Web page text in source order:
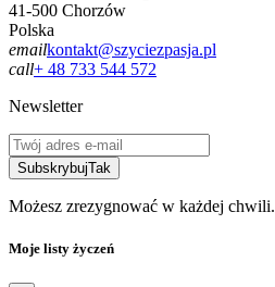
41-500 Chorzów
Polska
emailkontakt@szyciezpasja.pl
call+ 48 733 544 572
Newsletter
SubskrybujTak
Możesz zrezygnować w każdej chwili.
Moje listy życzeń